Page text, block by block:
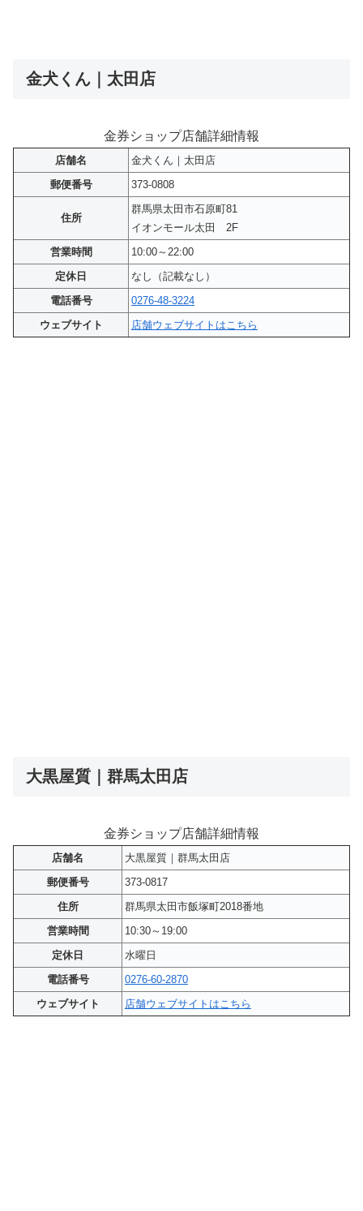
金犬くん｜太田店
金券ショップ店舗詳細情報
店舗名
金犬くん｜太田店
郵便番号
373-0808
住所
群馬県太田市石原町81
イオンモール太田 2F
営業時間
10:00～22:00
定休日
なし（記載なし）
電話番号
0276-48-3224
ウェブサイト
店舗ウェブサイトはこちら
大黒屋質｜群馬太田店
金券ショップ店舗詳細情報
店舗名
大黒屋質｜群馬太田店
郵便番号
373-0817
住所
群馬県太田市飯塚町2018番地
営業時間
10:30～19:00
定休日
水曜日
電話番号
0276-60-2870
ウェブサイト
店舗ウェブサイトはこちら